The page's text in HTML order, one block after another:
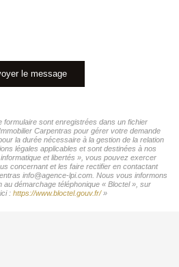
le message
formulaire sont enregistrées dans un fichier
Carpentras pour gérer votre demande
la durée nécessaire à la gestion de la relation
légales applicables et sont destinées à nos
et libertés », vous pouvez exercer
concernant et les faire rectifier en contactant
info@agence-lpi.com. Nous vous informons
au démarchage téléphonique « Bloctel », sur
: https://www.bloctel.gouv.fr/»